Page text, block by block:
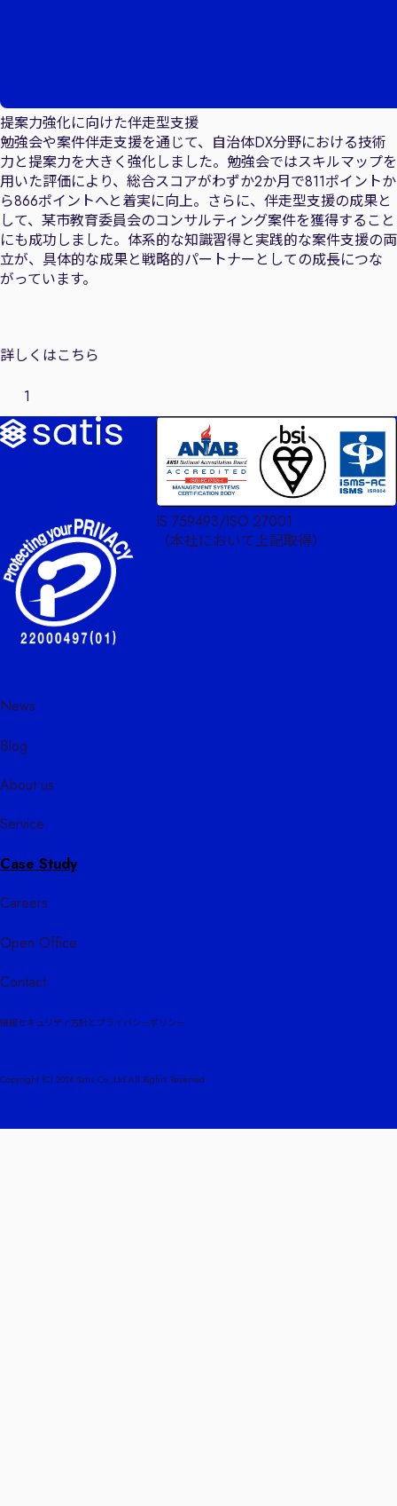
提案力強化に向けた伴走型支援
勉強会や案件伴走支援を通じて、自治体DX分野における技術
力と提案力を大きく強化しました。勉強会ではスキルマップを
用いた評価により、総合スコアがわずか2か月で811ポイントか
ら866ポイントへと着実に向上。さらに、伴走型支援の成果と
して、某市教育委員会のコンサルティング案件を獲得すること
にも成功しました。体系的な知識習得と実践的な案件支援の両
立が、具体的な成果と戦略的パートナーとしての成長につな
がっています。
詳しくはこちら
1
IS 759493/ISO 27001
（本社において上記取得）
News
Blog
About us
Service
Case Study
Careers
Open Office
Contact
情報セキュリティ方針とプライバシーポリシー
Copyright (C) 2024 Satis Co.,Ltd All Rights Reserved.